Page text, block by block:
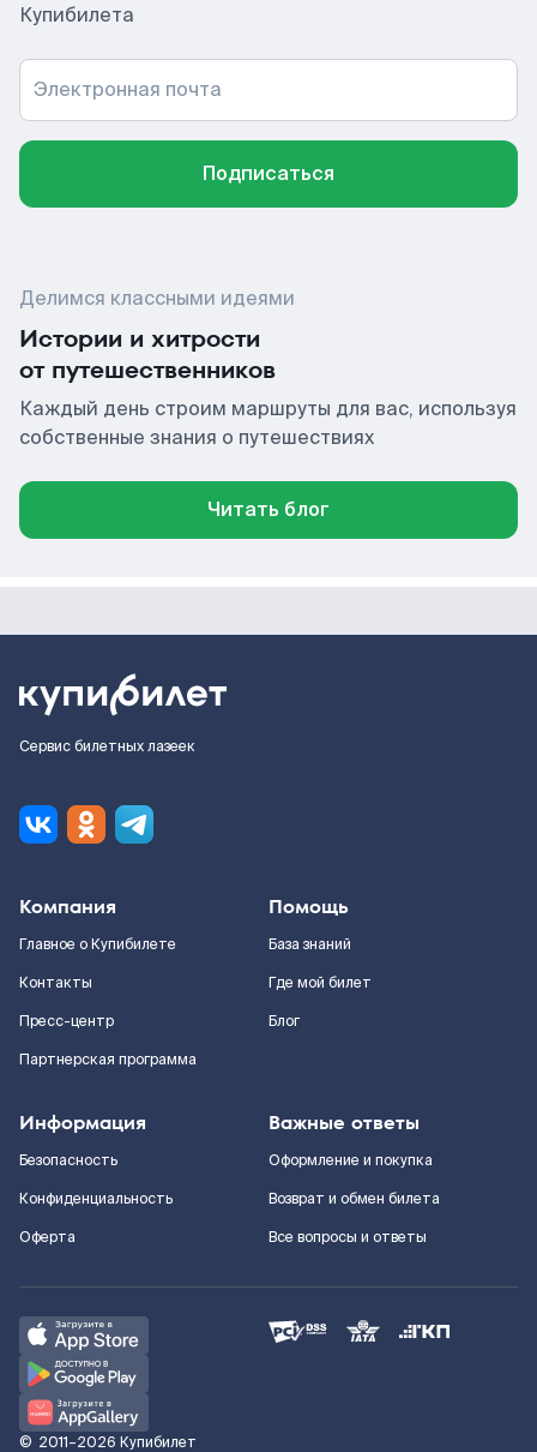
Купибилета
Электронная почта
Подписаться
Делимся классными идеями
Истории и хитрости
от путешественников
Каждый день строим маршруты для вас, используя
собственные знания о путешествиях
Читать блог
Сервис билетных лазеек
Компания
Главное о Купибилете
Контакты
Пресс-центр
Партнерская программа
Помощь
База знаний
Где мой билет
Блог
Информация
Безопасность
Конфиденциальность
Оферта
Важные ответы
Оформление и покупка
Возврат и обмен билета
Все вопросы и ответы
© 2011–2026 Купибилет